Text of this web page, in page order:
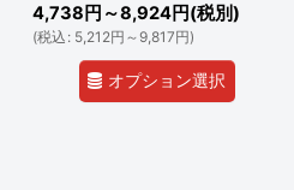
4,738 円 ～8,924円(税別)
(税込 : 5,212円 ～9,817円)
オプション選択